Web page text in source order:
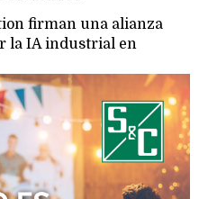
firman una alianza
la IA industrial en